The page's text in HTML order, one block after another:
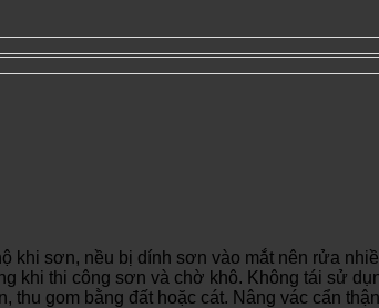
khi sơn, nều bị dính sơn vào mắt nên rửa
khi thi công sơn và chờ khô. Không tái sử
gom bằng đất hoặc cát. Nâng vác cẩn